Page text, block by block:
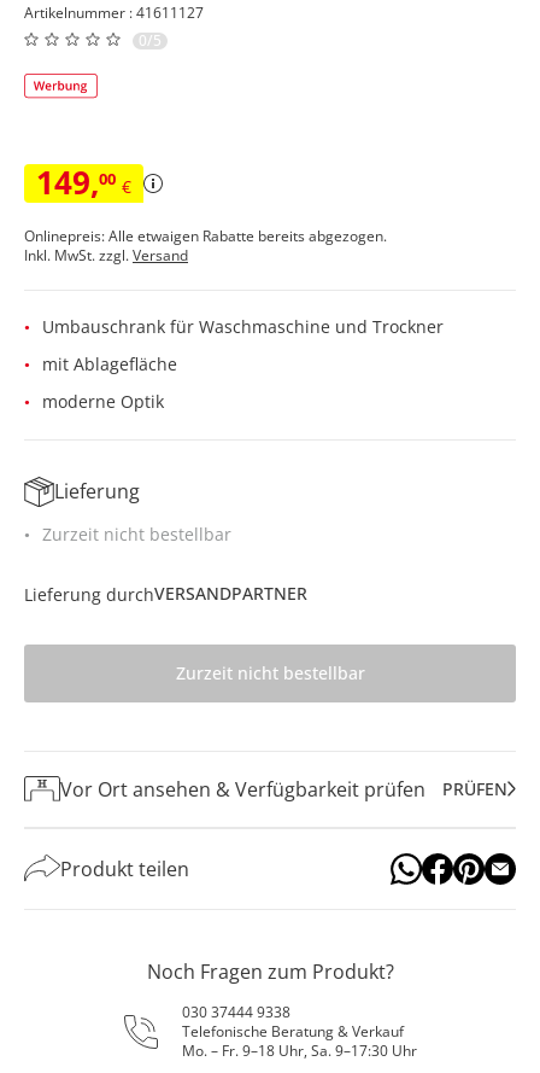
Artikelnummer : 41611127
0/5
149,00 €
Onlinepreis: Alle etwaigen Rabatte bereits abgezogen.
Inkl. MwSt. zzgl.Versand
Umbauschrank für Waschmaschine und Trockner
mit Ablagefläche
moderne Optik
Lieferung
Zurzeit nicht bestellbar
Lieferung durchVERSANDPARTNER
Zurzeit nicht bestellbar
Vor Ort ansehen & Verfügbarkeit prüfen PRÜFEN
Produkt teilen
Noch Fragen zum Produkt?
030 37444 9338
Telefonische Beratung & Verkauf
Mo. – Fr. 9–18 Uhr, Sa. 9–17:30 Uhr